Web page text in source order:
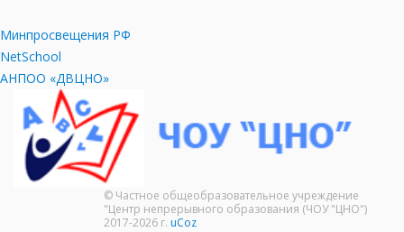
Минпросвещения РФ
NetSchool
АНПОО «ДВЦНО»
© Частное общеобразовательное учреждение
"Центр непрерывного образования (ЧОУ "ЦНО")
2017-2026 г. uCoz